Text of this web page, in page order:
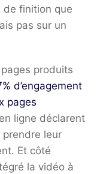
de finition que
pas sur un
produits
d’engagement
pages
ligne déclarent
prendre leur
Et côté
la vidéo à